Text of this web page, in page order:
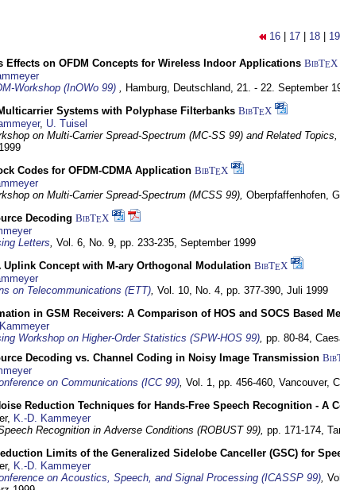
16 17 18 19
Effects on OFDM Concepts for Wireless Indoor Applications BibTEX
Workshop (InOWo 99) , Hamburg, Deutschland, 21. - 22. September
Systems with Polyphase Filterbanks BibTEX
, U. Tuisel
on Multi-Carrier Spread-Spectrum (MC-SS 99) and Related Topics,
Codes for OFDM-CDMA Application BibTEX
on Multi-Carrier Spread-Spectrum (MCSS 99), Oberpfaffenhofen,
Decoding BibTEX
Letters, Vol. 6, No. 9, pp. 233-235, September 1999
Uplink Concept with M-ary Orthogonal Modulation BibTEX
on Telecommunications (ETT), Vol. 10, No. 4, pp. 377-390, Juli 1999
in GSM Receivers: A Comparison of HOS and SOCS Based
Workshop on Higher-Order Statistics (SPW-HOS 99), pp. 80-84,
Decoding vs. Channel Coding in Noisy Image Transmission
on Communications (ICC 99), Vol. 1, pp. 456-460, Vancouver,
Reduction Techniques for Hands-Free Speech Recognition - A
K.-D. Kammeyer
Recognition in Adverse Conditions (ROBUST 99), pp. 171-174,
Limits of the Generalized Sidelobe Canceller (GSC) for
K.-D. Kammeyer
on Acoustics, Speech, and Signal Processing (ICASSP 99),